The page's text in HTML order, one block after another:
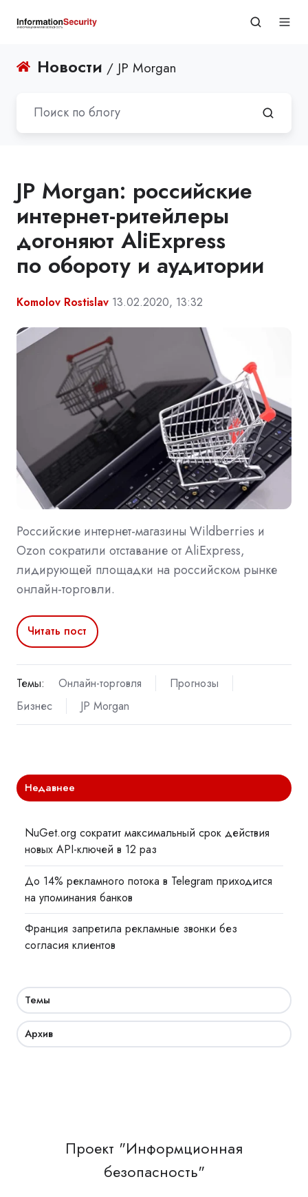
Новости / JP Morgan
JP Morgan: российские
интернет-ритейлеры
догоняют AliExpress
по обороту и аудитории
Komolov Rostislav 13.02.2020, 13:32
Российские интернет-магазины Wildberries и
Ozon сократили отставание от AliExpress,
лидирующей площадки на российском рынке
онлайн-торговли.
Читать пост
Темы: Онлайн-торговля
Прогнозы
Бизнес
JP Morgan
Недавнее
NuGet.org сократит максимальный срок действия
новых API-ключей в 12 раз
До 14% рекламного потока в Telegram приходится
на упоминания банков
Франция запретила рекламные звонки без
согласия клиентов
Темы
Архив
Проект "Информционная
безопасность"